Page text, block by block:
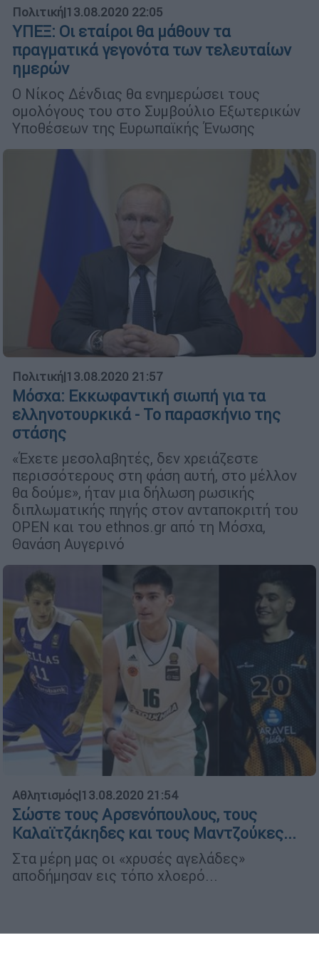
Πολιτική|13.08.2020 22:05
ΥΠΕΞ: Οι εταίροι θα μάθουν τα
πραγματικά γεγονότα των τελευταίων
ημερών
Ο Νίκος Δένδιας θα ενημερώσει τους
ομολόγους του στο Συμβούλιο Εξωτερικών
Υποθέσεων της Ευρωπαϊκής Ένωσης
Πολιτική|13.08.2020 21:57
Μόσχα: Εκκωφαντική σιωπή για τα
ελληνοτουρκικά - Το παρασκήνιο της
στάσης
«Έχετε μεσολαβητές, δεν χρειάζεστε
περισσότερους στη φάση αυτή, στο μέλλον
θα δούμε», ήταν μια δήλωση ρωσικής
διπλωματικής πηγής στον ανταποκριτή του
OPEN και του ethnos.gr από τη Μόσχα,
Θανάση Αυγερινό
Αθλητισμός|13.08.2020 21:54
Σώστε τους Αρσενόπουλους, τους
Καλαϊτζάκηδες και τους Μαντζούκες...
Στα μέρη μας οι «χρυσές αγελάδες»
αποδήμησαν εις τόπο χλοερό...